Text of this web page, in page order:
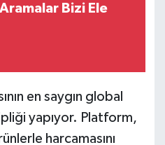
Bizi Ele
en saygın global
yapıyor. Platform,
harcamasını